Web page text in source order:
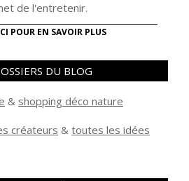
de l'entretenir.
POUR EN SAVOIR PLUS
DU BLOG
& shopping déco nature
créateurs & toutes les idées